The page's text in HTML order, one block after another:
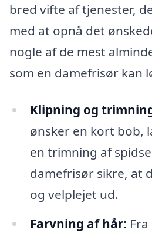
bred vifte af tjenester,
med at opnå det
nogle af de mest
som en damefrisør kan
Klipning og
ønsker en kort bob,
en trimning af
damefrisør sikre, at
og velplejet ud.
Farvning af hår: